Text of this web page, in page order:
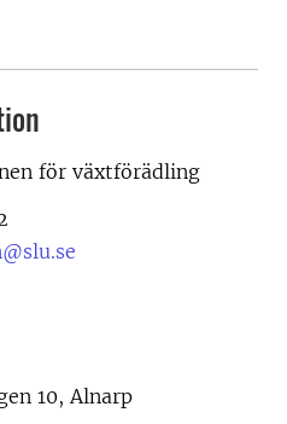
för växtförädling
10, Alnarp